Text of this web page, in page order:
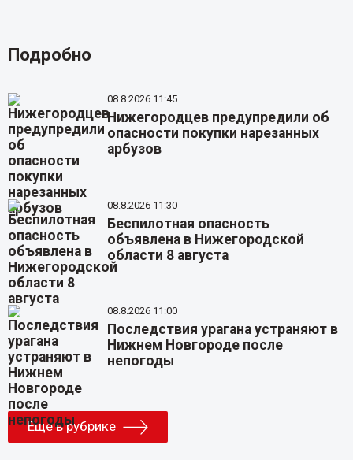
Подробно
08.8.2026 11:45
Нижегородцев предупредили об
опасности покупки нарезанных
арбузов
08.8.2026 11:30
Беспилотная опасность
объявлена в Нижегородской
области 8 августа
08.8.2026 11:00
Последствия урагана устраняют в
Нижнем Новгороде после
непогоды
Еще в рубрике